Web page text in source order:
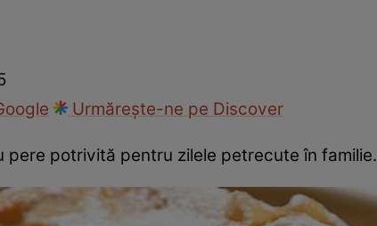
Urmărește-ne pe Discover
potrivită pentru zilele petrecute în familie.